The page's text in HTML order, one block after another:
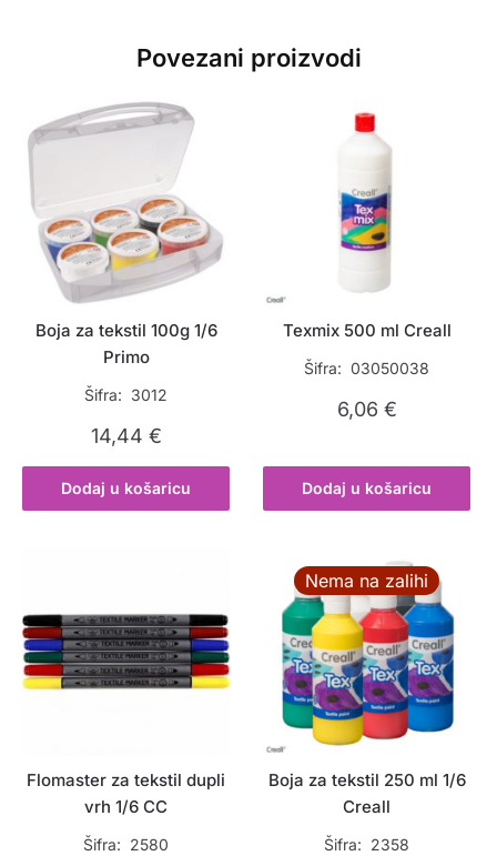
Povezani proizvodi
Boja za tekstil 100g 1/6
Primo
Šifra: 3012
14,44 €
Dodaj u košaricu
Texmix 500 ml Creall
Šifra: 03050038
6,06 €
Dodaj u košaricu
Flomaster za tekstil dupli
vrh 1/6 CC
Šifra: 2580
Nema na zalihi
Boja za tekstil 250 ml 1/6
Creall
Šifra: 2358